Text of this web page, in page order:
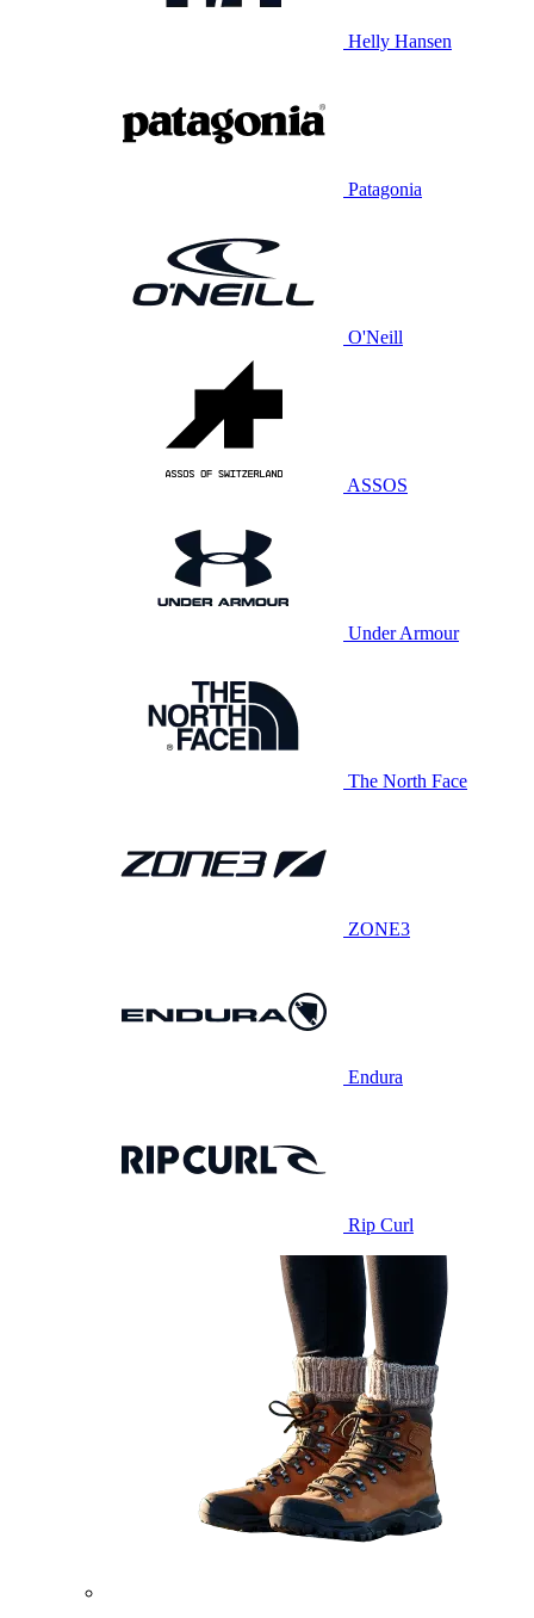
Helly Hansen
Patagonia
O'Neill
ASSOS
Under Armour
The North Face
ZONE3
Endura
Rip Curl